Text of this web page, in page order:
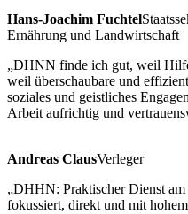
Hans-Joachim Fuchtel
Ernährung und Landwirtschaft
„DHNN finde ich gut, weil
weil überschaubare und
soziales und geistliches
Arbeit aufrichtig und
Andreas ClausVerleger
„DHHN: Praktischer Dienst
fokussiert, direkt und mit